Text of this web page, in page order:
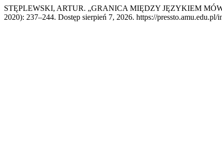
STĘPLEWSKI, ARTUR. „GRANICA MIĘDZY JĘZYKIEM
2020): 237–244. Dostęp sierpień 7, 2026. https://